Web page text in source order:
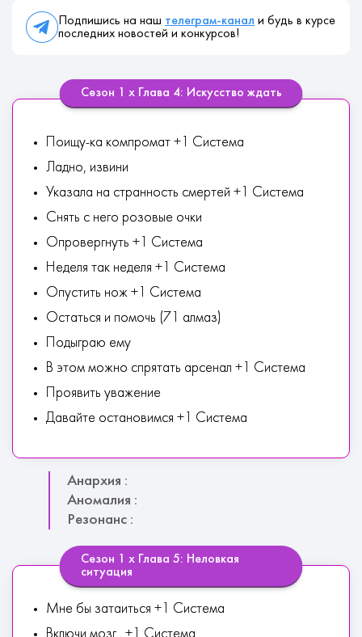
Подпишись на наш телеграм-канал и будь в курсе
последних новостей и конкурсов!
Сезон 1 х Глава 4: Искусство ждать
Поищу-ка компромат +1 Система
Ладно, извини
Указала на странность смертей +1 Система
Снять с него розовые очки
Опровергнуть +1 Система
Неделя так неделя +1 Система
Опустить нож +1 Система
Остаться и помочь (71 алмаз)
Подыграю ему
В этом можно спрятать арсенал +1 Система
Проявить уважение
Давайте остановимся +1 Система
Анархия :
Аномалия :
Резонанс :
Сезон 1 х Глава 5: Неловкая
ситуация
Мне бы затаиться +1 Система
Включи мозг.. +1 Система